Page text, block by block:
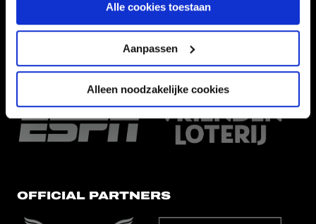
Alle cookies toestaan
Aanpassen
Alleen noodzakelijke cookies
EREDIVISIEPARTNERS
OFFICIAL PARTNERS